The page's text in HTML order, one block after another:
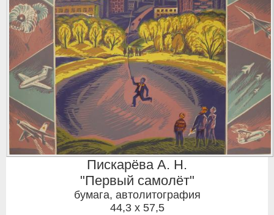
Пискарёва А. Н.
"Первый самолёт"
бумага, автолитография
44,3 x 57,5